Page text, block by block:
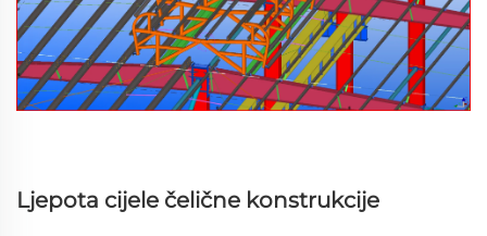
Ljepota cijele čelične konstrukcije